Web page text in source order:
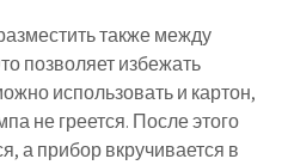
также между
позволяет избежать
использовать и картон,
не греется. После этого
а прибор вкручивается в